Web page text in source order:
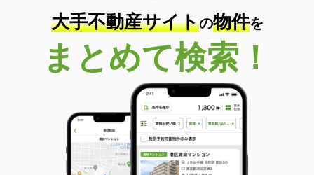
大手不動産サイトの物件を
まとめて検索！